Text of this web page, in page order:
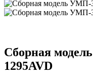
Сборная
1295AVD